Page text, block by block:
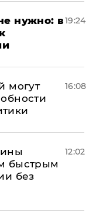
нужно: в19:24
могут
16:08
быстрым
без
12:02